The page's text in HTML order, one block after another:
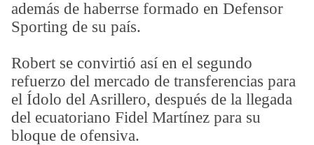
además de haberrse formado en Defensor
Sporting de su país.
Robert se convirtió así en el segundo
refuerzo del mercado de transferencias para
el Ídolo del Asrillero, después de la llegada
del ecuatoriano Fidel Martínez para su
bloque de ofensiva.